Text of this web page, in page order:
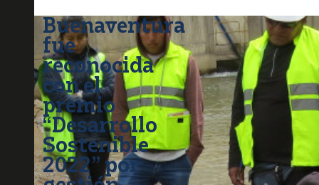
Buenaventura
fue
reconocida
con el
premio
“Desarrollo
Sostenible
2022” por